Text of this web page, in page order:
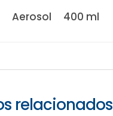
Aerosol 400 ml
relacionados